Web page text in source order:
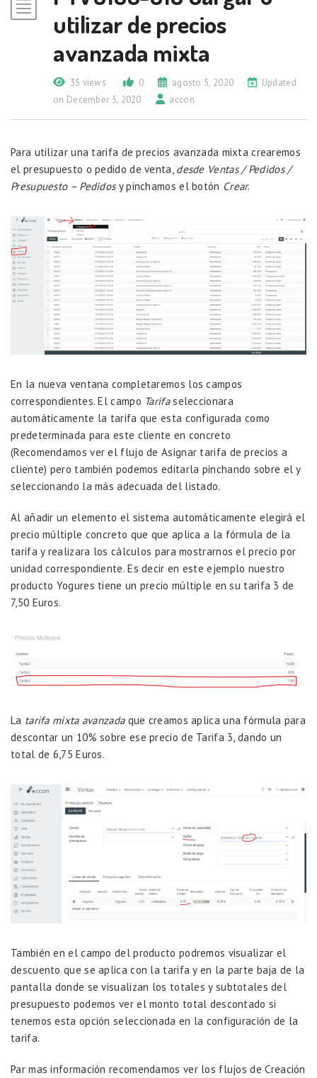
utilizar de precios
avanzada mixta
35 views 0 agosto 5, 2020
Updated
on December 5, 2020
accon
Para utilizar una tarifa de precios avanzada mixta crearemos
el presupuesto o pedido de venta, desde Ventas / Pedidos /
Presupuesto – Pedidosy pinchamos el botón Crear.
En la nueva ventana completaremos los campos
correspondientes. El campo Tarifaseleccionara
automáticamente la tarifa que esta configurada como
predeterminada para este cliente en concreto
(Recomendamos ver el flujo deAsignar tarifa de precios a
cliente) pero también podemos editarla pinchando sobre el y
seleccionando la más adecuada del listado.
Al añadir un elemento el sistema automáticamente elegirá el
precio múltiple concreto que que aplica a la fórmula de la
tarifa y realizara los cálculos para mostrarnos el precio por
unidad correspondiente. Es decir en este ejemplo nuestro
producto Yogures tiene un precio múltiple en su tarifa 3 de
7,50 Euros.
La tarifa mixta avanzadaque creamos aplica una fórmula para
descontar un 10% sobre ese precio de Tarifa 3, dando un
total de 6,75 Euros.
También en el campo del producto podremos visualizar el
descuento que se aplica con la tarifa y en la parte baja de la
pantalla donde se visualizan los totales y subtotales del
presupuesto podemos ver el monto total descontado si
tenemos esta opción seleccionada en la configuración de la
tarifa.
Par mas información recomendamos ver los flujos deCreación